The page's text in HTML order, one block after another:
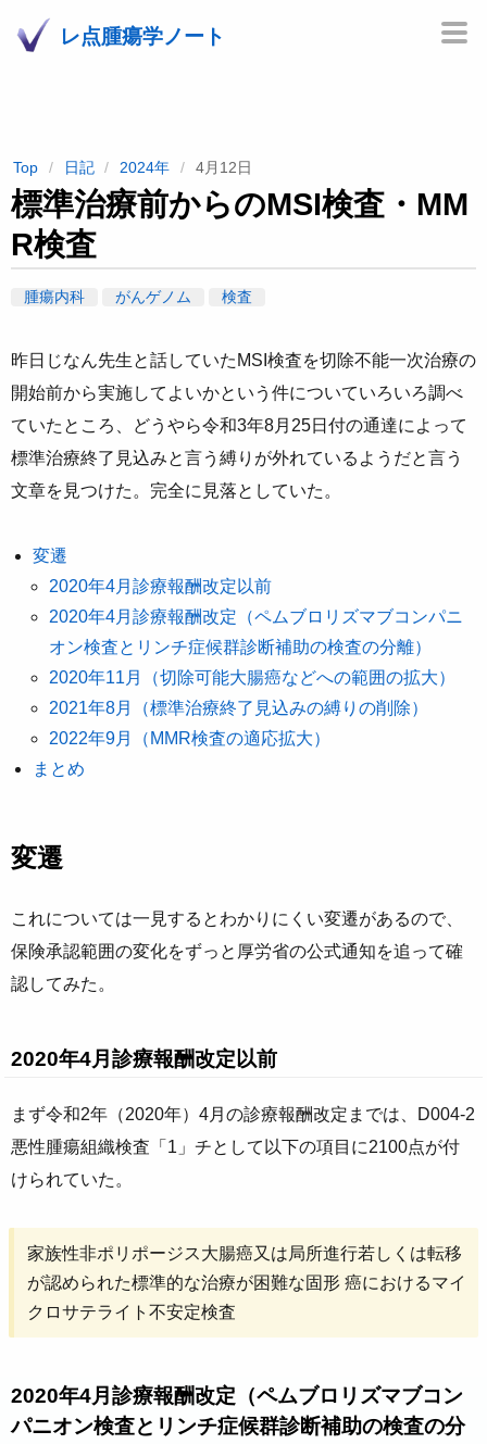
レ点腫瘍学ノート
Top 日記 2024年 4月12日
標準治療前からのMSI検査・MM
R検査
腫瘍内科 がんゲノム 検査
昨日じなん先生と話していたMSI検査を切除不能一次治療の
開始前から実施してよいかという件についていろいろ調べ
ていたところ、どうやら令和3年8月25日付の通達によって
標準治療終了見込みと言う縛りが外れているようだと言う
文章を見つけた。完全に見落としていた。
変遷
2020年4月診療報酬改定以前
2020年4月診療報酬改定（ペムブロリズマブコンパニ
オン検査とリンチ症候群診断補助の検査の分離）
2020年11月（切除可能大腸癌などへの範囲の拡大）
2021年8月（標準治療終了見込みの縛りの削除）
2022年9月（MMR検査の適応拡大）
まとめ
変遷
これについては一見するとわかりにくい変遷があるので、
保険承認範囲の変化をずっと厚労省の公式通知を追って確
認してみた。
2020年4月診療報酬改定以前
まず令和2年（2020年）4月の診療報酬改定までは、D004-2
悪性腫瘍組織検査「1」チとして以下の項目に2100点が付
けられていた。
家族性非ポリポージス大腸癌又は局所進行若しくは転移
が認められた標準的な治療が困難な固形 癌におけるマイ
クロサテライト不安定検査
2020年4月診療報酬改定（ペムブロリズマブコン
パニオン検査とリンチ症候群診断補助の検査の分